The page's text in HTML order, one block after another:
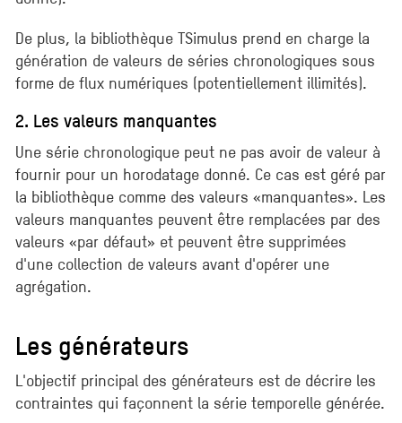
De plus, la bibliothèque TSimulus prend en charge la
génération de valeurs de séries chronologiques sous
forme de flux numériques (potentiellement illimités).
2. Les valeurs manquantes
Une série chronologique peut ne pas avoir de valeur à
fournir pour un horodatage donné. Ce cas est géré par
la bibliothèque comme des valeurs «manquantes». Les
valeurs manquantes peuvent être remplacées par des
valeurs «par défaut» et peuvent être supprimées
d'une collection de valeurs avant d'opérer une
agrégation.
Les générateurs
L'objectif principal des générateurs est de décrire les
contraintes qui façonnent la série temporelle générée.